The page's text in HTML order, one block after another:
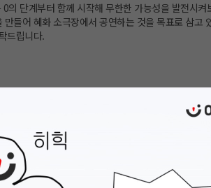
단계부터 함께 시작해 무한한 가능성을 발전시켜
들어 혜화 소극장에서 공연하는 것을 목표로 삼고
드립니다.
되며, 정치, 종교, 시민 단체와 일절 관련없습니다.
, 대학원생 제외)